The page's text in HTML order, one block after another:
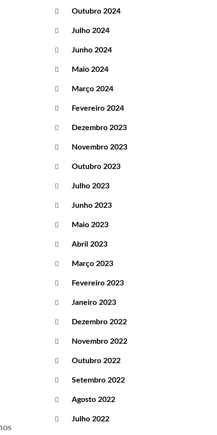
Outubro 2024
Julho 2024
Junho 2024
Maio 2024
Março 2024
Fevereiro 2024
Dezembro 2023
Novembro 2023
Outubro 2023
Julho 2023
Junho 2023
Maio 2023
Abril 2023
Março 2023
Fevereiro 2023
Janeiro 2023
Dezembro 2022
Novembro 2022
Outubro 2022
Setembro 2022
Agosto 2022
Julho 2022